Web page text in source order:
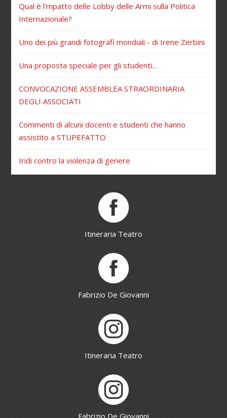
Qual è l'mpatto delle Lobby delle Armi sulla Politica
Internazionale?
Uno dei più grandi fotografi mondiali - di Irene Zerbini
Una proposta speciale per gli studenti...
CONVOCAZIONE ASSEMBLEA STRAORDINARIA
DEGLI ASSOCIATI
Commenti di alcuni docenti e studenti che hanno
assistito a STUPEFATTO
Iridi contro la violenza di genere
Itineraria Teatro
Fabrizio De Giovanni
Itineraria Teatro
Fabrizio De Giovanni